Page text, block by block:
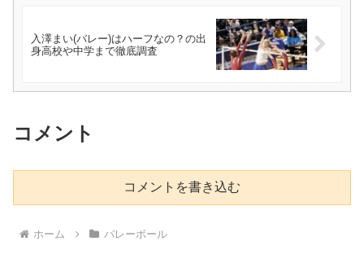
入澤まい(バレー)はハーフなの？の出
身高校や中学まで徹底調査
コメント
コメントを書き込む
ホーム バレーボール